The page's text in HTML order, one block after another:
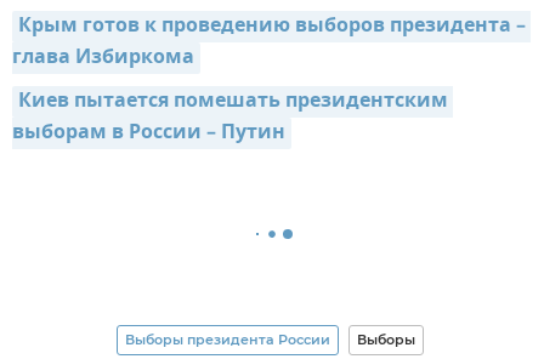
Крым готов к проведению выборов президента –
глава Избиркома
Киев пытается помешать президентским
выборам в России – Путин
Выборы президента России Выборы